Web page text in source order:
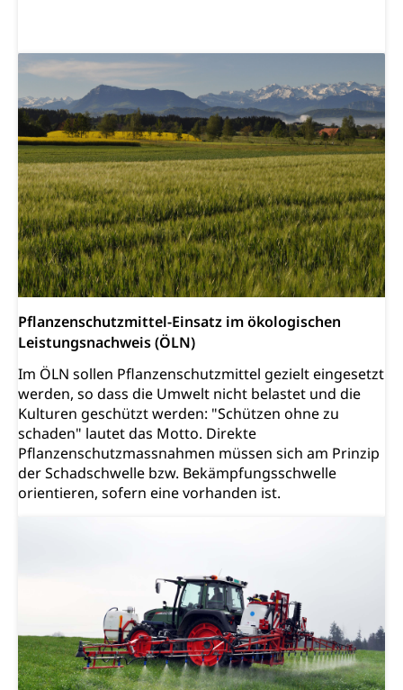
Pflanzenschutzmittel-Einsatz im ökologischen
Leistungsnachweis (ÖLN)
Im ÖLN sollen Pflanzenschutzmittel gezielt eingesetzt
werden, so dass die Umwelt nicht belastet und die
Kulturen geschützt werden: "Schützen ohne zu
schaden" lautet das Motto. Direkte
Pflanzenschutzmassnahmen müssen sich am Prinzip
der Schadschwelle bzw. Bekämpfungsschwelle
orientieren, sofern eine vorhanden ist.
Staatsarchiv Luzern
Zentral- und Hochschulbibliothek
Archiv der Denkmalpflege
Kulturelle Einrichtungen
Museen, Theater, Bibliotheken
Dienststelle Kultur
Kunst & Kultur (Luzern Tourismus)
Kulturförderung
Kulturpolitik, Sprachförderung, Denkmalpflege,
kulturelles Angebot, Kulturerbe, kulturelles Erbe,
Nachwuchsförderung, Vermittlung, Selektive
Förderung, Kulturausschreibungen, Kulturpreis,
Werkbeitrag, Produktionsbeitrag, Recherche,
Bildende Kunst, Angewandte Kunst, Theater/Tanz,
Musik, Entwicklung, Programmbeiträge,
Filmförderung, Regionale Förderfonds,
Werkankäufe, Kunstankäufe, Kunst und Bau, Schule
Kulturförderung und Vermittlung
Angebote für Schulklassen
Zentralschweizer Filmförderung
Mobilität
Schiene und öffentlicher Verkehr
Schienenverkehr, Zugverkehr, Bahnverkehr,
Transportmittel, öffentlicher Verkehr
Schifffahrt (Strassenverkehrsamt)
Autoverkehr, Lastwagenverkehr, Schwerverkehr,
leistungsabhängige Schwerverkehrsabgabe,
Langsamverkehr, Transportmittel, Auto, Motorrad,
Individualverkehr